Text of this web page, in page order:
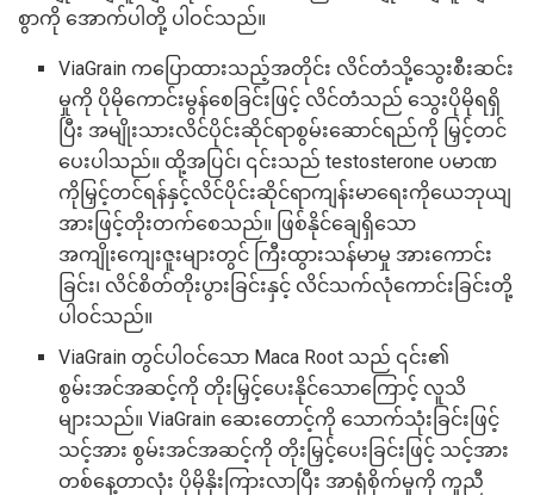
စွာကို အောက်ပါတို့ ပါဝင်သည်။
ViaGrain ကပြောထားသည့်အတိုင်း လိင်တံသို့သွေးစီးဆင်း
မှုကို ပိုမိုကောင်းမွန်စေခြင်းဖြင့် လိင်တံသည် သွေးပိုမိုရရှိ
ပြီး အမျိုးသားလိင်ပိုင်းဆိုင်ရာစွမ်းဆောင်ရည်ကို မြှင့်တင်
ပေးပါသည်။ ထို့အပြင်၊ ၎င်းသည် testosterone ပမာဏ
ကိုမြှင့်တင်ရန်နှင့်လိင်ပိုင်းဆိုင်ရာကျန်းမာရေးကိုယေဘုယျ
အားဖြင့်တိုးတက်စေသည်။ ဖြစ်နိုင်ချေရှိသော
အကျိုးကျေးဇူးများတွင် ကြီးထွားသန်မာမှု အားကောင်း
ခြင်း၊ လိင်စိတ်တိုးပွားခြင်းနှင့် လိင်သက်လုံကောင်းခြင်းတို့
ပါဝင်သည်။
ViaGrain တွင်ပါဝင်သော Maca Root သည် ၎င်း၏
စွမ်းအင်အဆင့်ကို တိုးမြှင့်ပေးနိုင်သောကြောင့် လူသိ
များသည်။ ViaGrain ဆေးတောင့်ကို သောက်သုံးခြင်းဖြင့်
သင့်အား စွမ်းအင်အဆင့်ကို တိုးမြှင့်ပေးခြင်းဖြင့် သင့်အား
တစ်နေ့တာလုံး ပိုမိုနိုးကြားလာပြီး အာရုံစိုက်မှုကို ကူညီ